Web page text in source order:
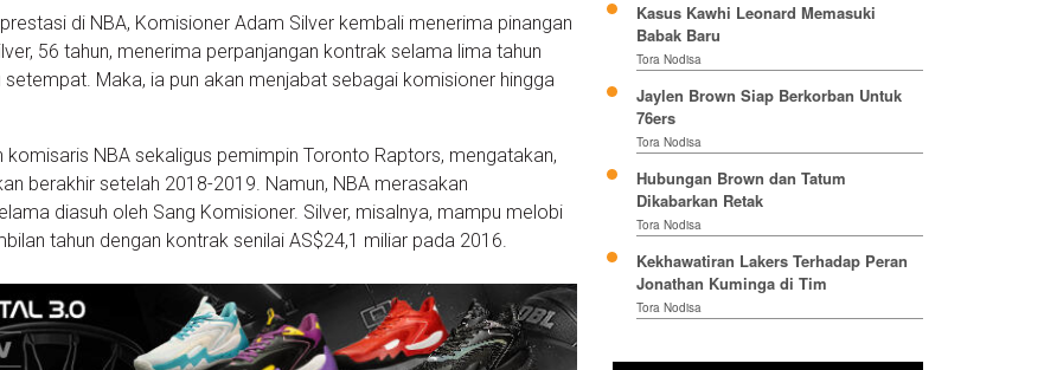
di NBA, Komisioner Adam Silver kembali menerima pinangan
56 tahun, menerima perpanjangan kontrak selama lima tahun
Maka, ia pun akan menjabat sebagai komisioner hingga
komisaris NBA sekaligus pemimpin Toronto Raptors, mengatakan,
berakhir setelah 2018-2019. Namun, NBA merasakan
diasuh oleh Sang Komisioner. Silver, misalnya, mampu melobi
tahun dengan kontrak senilai AS$24,1 miliar pada 2016.
Kasus Kawhi Leonard Memasuki
Babak Baru
Tora Nodisa
Jaylen Brown Siap Berkorban Untuk
76ers
Tora Nodisa
Hubungan Brown dan Tatum
Dikabarkan Retak
Tora Nodisa
Kekhawatiran Lakers Terhadap Peran
Jonathan Kuminga di Tim
Tora Nodisa